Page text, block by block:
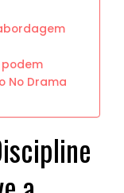
No Drama